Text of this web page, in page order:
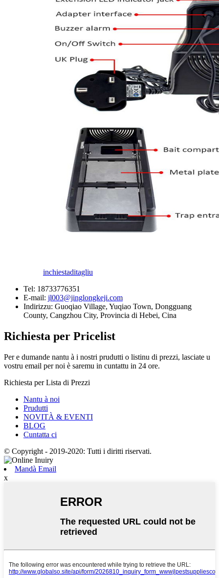
inchiestaditagliu
Tel: 18733776351
E-mail: jl003@jinglongkeji.com
Indirizzu: Guoqiao Village, Yuqiao Town, Dongguang
County, Cangzhou City, Provincia di Hebei, Cina
Richiesta per Pricelist
Per e dumande nantu à i nostri prudutti o listinu di prezzi, lasciate u
vostru email per noi è saremu in cuntattu in 24 ore.
Richiesta per Lista di Prezzi
Nantu à noi
Prudutti
NOVITÀ & EVENTI
BLOG
Cuntatta ci
© Copyright - 2019-2020: Tutti i diritti riservati.
Mandà Email
x